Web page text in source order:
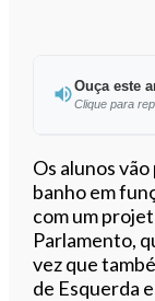
Ouça este
Clique para
Os alunos
banho em
com um
Parlamento,
vez que
de Esquerda